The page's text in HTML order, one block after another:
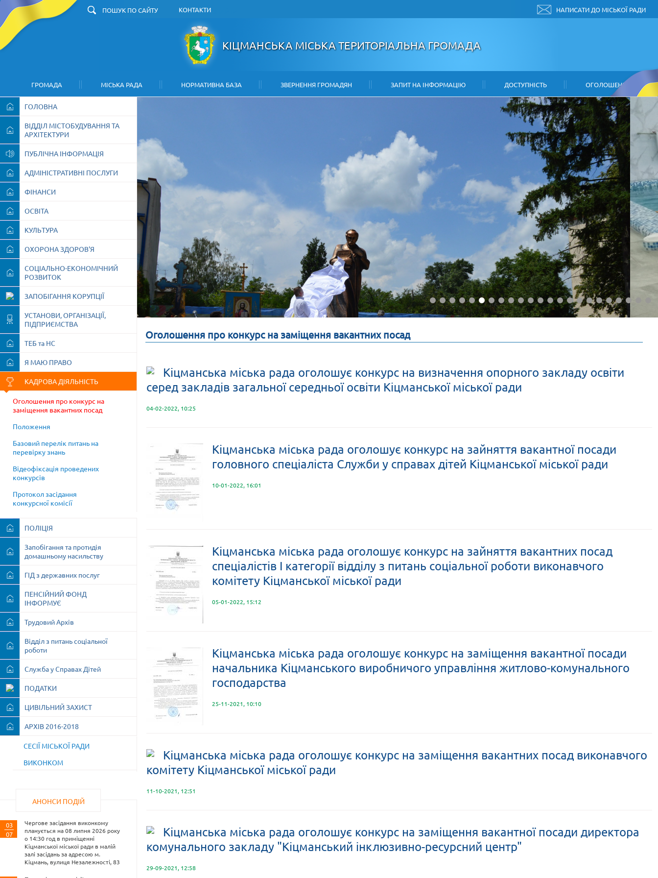
КОНТАКТИ НАПИСАТИ ДО МІСЬКОЇ РАДИ
КІЦМАНСЬКА МІСЬКА ТЕРИТОРІАЛЬНА ГРОМАДА
ГРОМАДА МІСЬКА РАДА НОРМАТИВНА БАЗА ЗВЕРНЕННЯ ГРОМАДЯН ЗАПИТ НА ІНФОРМАЦІЮ ДОСТУПНІСТЬ ОГОЛОШЕННЯ
ГОЛОВНА
ВІДДІЛ МІСТОБУДУВАННЯ ТА
АРХІТЕКТУРИ
ПУБЛІЧНА ІНФОРМАЦІЯ
АДМІНІСТРАТИВНІ ПОСЛУГИ
ФІНАНСИ
ОСВІТА
КУЛЬТУРА
ОХОРОНА ЗДОРОВ'Я
СОЦІАЛЬНО-ЕКОНОМІЧНИЙ
РОЗВИТОК
ЗАПОБІГАННЯ КОРУПЦІЇ
УСТАНОВИ, ОРГАНІЗАЦІЇ,
ПІДПРИЄМСТВА
ТЕБ та НС
Я МАЮ ПРАВО
КАДРОВА ДІЯЛЬНІСТЬ
Оголошення про конкурс на
заміщення вакантних посад
Положення
Базовий перелік питань на
перевірку знань
Відеофіксація проведених
конкурсів
Протокол засідання
конкурсної комісії
ПОЛІЦІЯ
Запобігання та протидія
домашньому насильству
ГІД з державних послуг
ПЕНСІЙНИЙ ФОНД
ІНФОРМУЄ
Трудовий Архів
Відділ з питань соціальної
роботи
Служба у Справах Дітей
ПОДАТКИ
ЦИВІЛЬНИЙ ЗАХИСТ
АРХІВ 2016-2018
СЕСІЇ МІСЬКОЇ РАДИ
ВИКОНКОМ
АНОНСИ ПОДІЙ
03
07
Чергове засідання виконкому
планується на 08 липня 2026 року
о 14:30 год в приміщенні
Кіцманської міської ради в малій
залі засідань за адресою м.
Кіцмань, вулиця Незалежності, 83
Оголошення про конкурс на заміщення вакантних посад
Кіцманська міська рада оголошує конкурс на визначення опорного закладу освіти
серед закладів загальної середньої освіти Кіцманської міської ради
04-02-2022, 10:25
Кіцманська міська рада оголошує конкурс на зайняття вакантної посади
головного спеціаліста Служби у справах дітей Кіцманської міської ради
10-01-2022, 16:01
Кіцманська міська рада оголошує конкурс на зайняття вакантних посад
спеціалістів I категорії відділу з питань соціальної роботи виконавчого
комітету Кіцманської міської ради
05-01-2022, 15:12
Кіцманська міська рада оголошує конкурс на заміщення вакантної посади
начальника Кіцманського виробничого управління житлово-комунального
господарства
25-11-2021, 10:10
Кіцманська міська рада оголошує конкурс на заміщення вакантних посад виконавчого
комітету Кіцманської міської ради
11-10-2021, 12:51
Кіцманська міська рада оголошує конкурс на заміщення вакантної посади директора
комунального закладу "Кіцманський інклюзивно-ресурсний центр"
29-09-2021, 12:58